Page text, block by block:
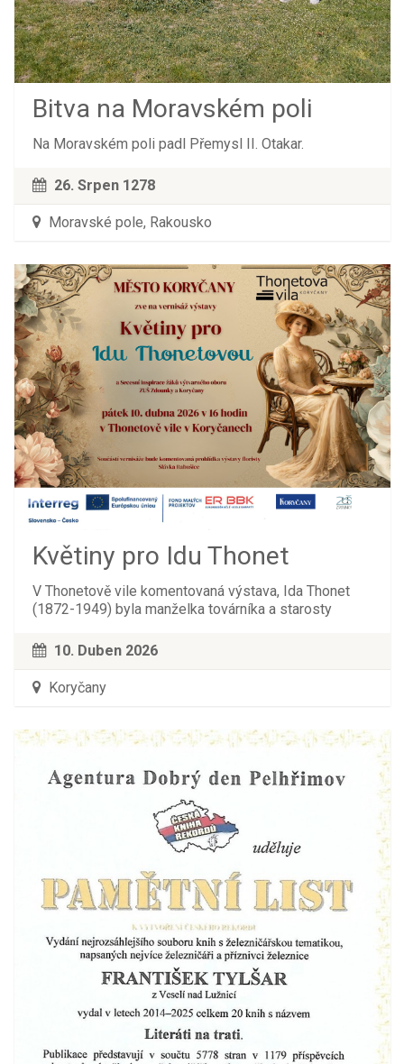
Bitva na Moravském poli
Na Moravském poli padl Přemysl II. Otakar.
26. Srpen 1278
Moravské pole, Rakousko
Květiny pro Idu Thonet
V Thonetově vile komentovaná výstava, Ida Thonet
(1872-1949) byla manželka továrníka a starosty
10. Duben 2026
Koryčany